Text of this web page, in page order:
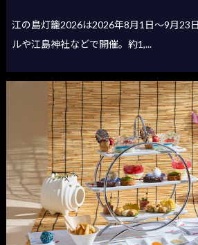
江の島灯籠2026は2026年8月1日〜9月23
ルや江島神社などで開催。約1,...